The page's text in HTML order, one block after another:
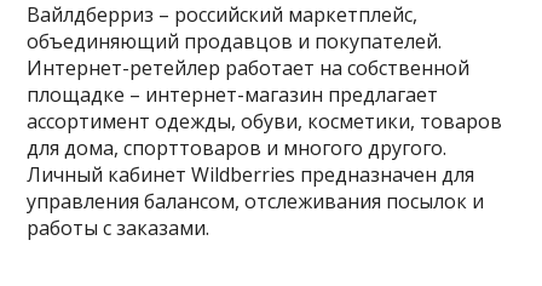
Вайлдберриз – российский маркетплейс,
объединяющий продавцов и покупателей.
Интернет-ретейлер работает на собственной
площадке – интернет-магазин предлагает
ассортимент одежды, обуви, косметики, товаров
для дома, спорттоваров и многого другого.
Личный кабинет Wildberries предназначен для
управления балансом, отслеживания посылок и
работы с заказами.